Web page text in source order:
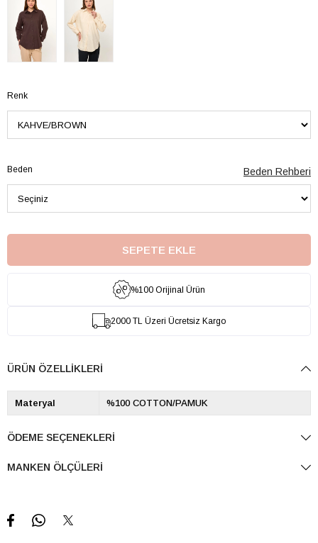
Renk
Beden Beden Rehberi
%100 Orijinal Ürün
2000 TL Üzeri Ücretsiz Kargo
ÜRÜN ÖZELLIKLERI
Materyal %100 COTTON/PAMUK
ÖDEME SEÇENEKLERI
MANKEN ÖLÇÜLERI